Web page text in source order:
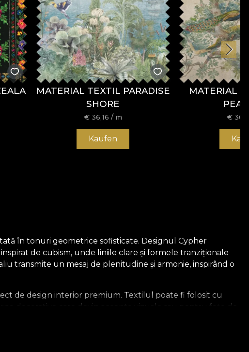
MATERIAL TEXTIL PARADISE
SHORE
€ 36,16 / m
Kaufen
MATERIAL
€
în tonuri geometrice sofisticate. Designul Cypher
de cubism, unde liniile clare și formele tranziționale
transmite un mesaj de plenitudine și armonie, inspirând o
de design interior premium. Textilul poate fi folosit cu
decorative care devin accente vizuale sau pentru fețe de
spațiu.
explorarea autenticității prin forme geometrice abstracte și